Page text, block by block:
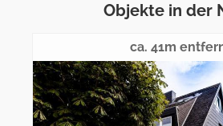
Objekte in der
ca. 41m